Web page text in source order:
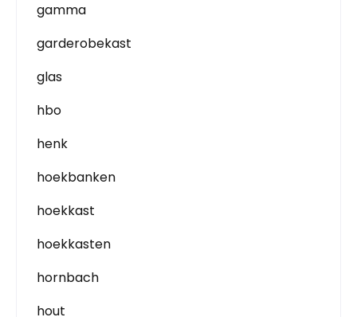
gamma
garderobekast
glas
hbo
henk
hoekbanken
hoekkast
hoekkasten
hornbach
hout